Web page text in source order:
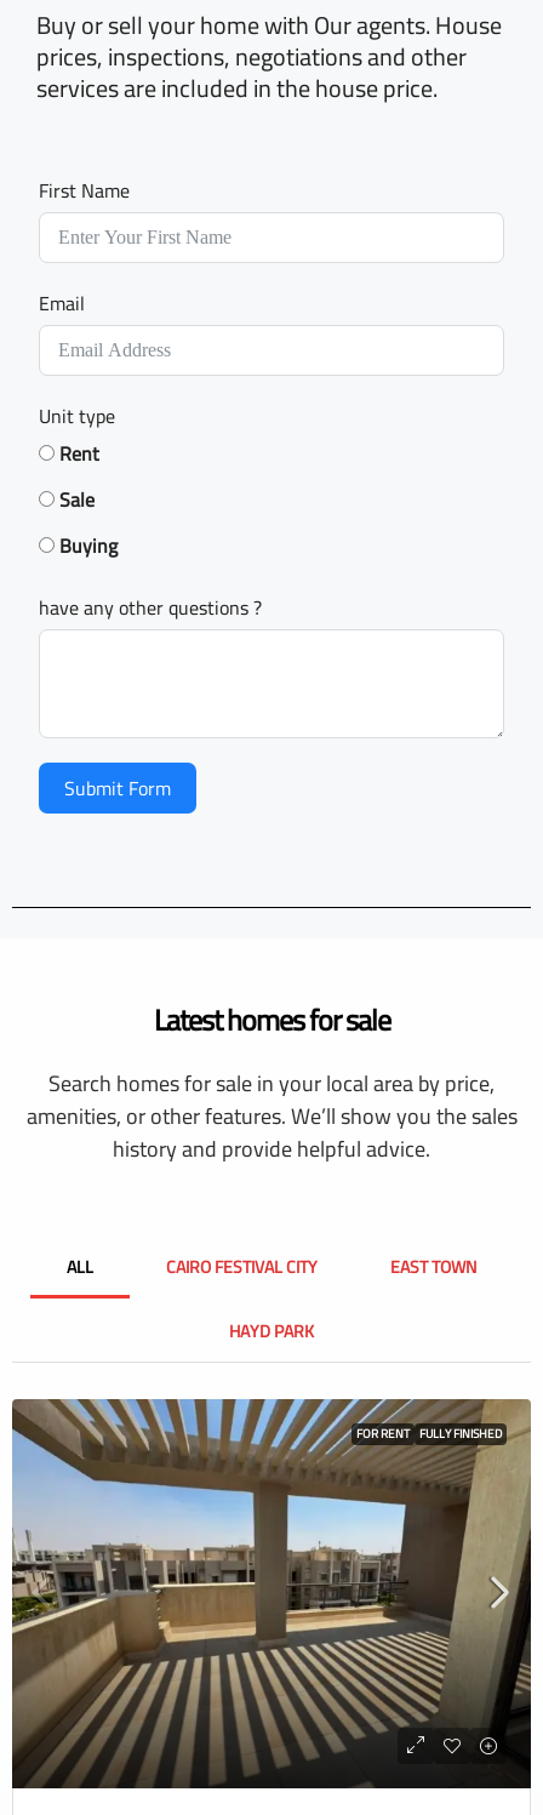
Buy or sell your home with Our agents. House
prices, inspections, negotiations and other
services are included in the house price.
First Name
Email
Unit type
Rent
Sale
Buying
have any other questions ?
Submit Form
Latest homes for sale
Search homes for sale in your local area by price,
amenities, or other features. We’ll show you the sales
history and provide helpful advice.
ALL CAIRO FESTIVAL CITY EAST TOWN
HAYD PARK
FOR RENT FULLY FINISHED